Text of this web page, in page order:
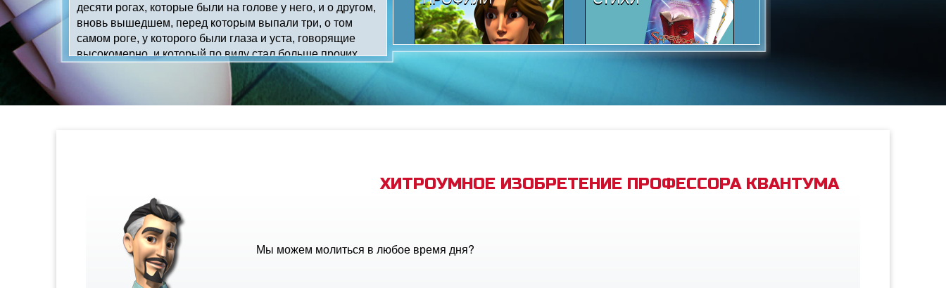
ХИТРОУМНОЕ ИЗОБРЕТЕНИЕ ПРОФЕССОРА КВАНТУМА
Мы можем молиться в любое время дня?